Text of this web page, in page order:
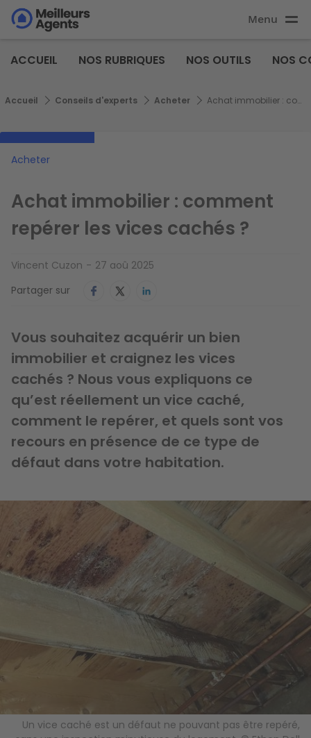
Aller
au
principal
Aller au
principal
Menu
Agents
ACCUEIL NOS RUBRIQUES NOS OUTILS NOS
Fil d'Ariane
Accueil Conseils d'experts Acheter Achat immobilier : comment repérer les vices cachés ?
Acheter
Achat immobilier : comment
repérer les vices cachés ?
Vincent Cuzon
27 aoû 2025
Partager sur
Vous souhaitez acquérir un bien
immobilier et craignez les vices
cachés ? Nous vous expliquons ce
qu’est réellement un vice caché,
comment le repérer, et quels sont vos
recours en présence de ce type de
défaut dans votre habitation.
Un vice caché est un défaut ne pouvant pas être repéré,